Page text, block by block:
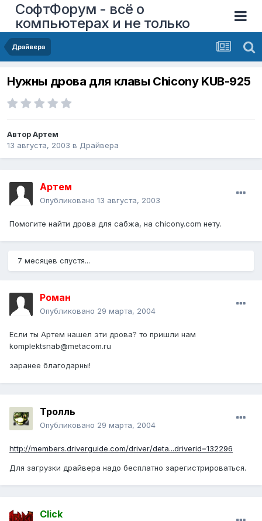
СофтФорум - всё о
компьютерах и не только
Драйвера
Нужны дрова для клавы Chicony KUB-925
АвторАртем
13 августа, 2003 в Драйвера
Артем
Опубликовано 13 августа, 2003
Помогите найти дрова для сабжа, на chicony.com нету.
7 месяцев спустя...
Роман
Опубликовано 29 марта, 2004
Если ты Артем нашел эти дрова? то пришли нам
komplektsnab@metacom.ru
заранее благодарны!
Тролль
Опубликовано 29 марта, 2004
http://members.driverguide.com/driver/deta...driverid=132296
Для загрузки драйвера надо бесплатно зарегистрироваться.
Click